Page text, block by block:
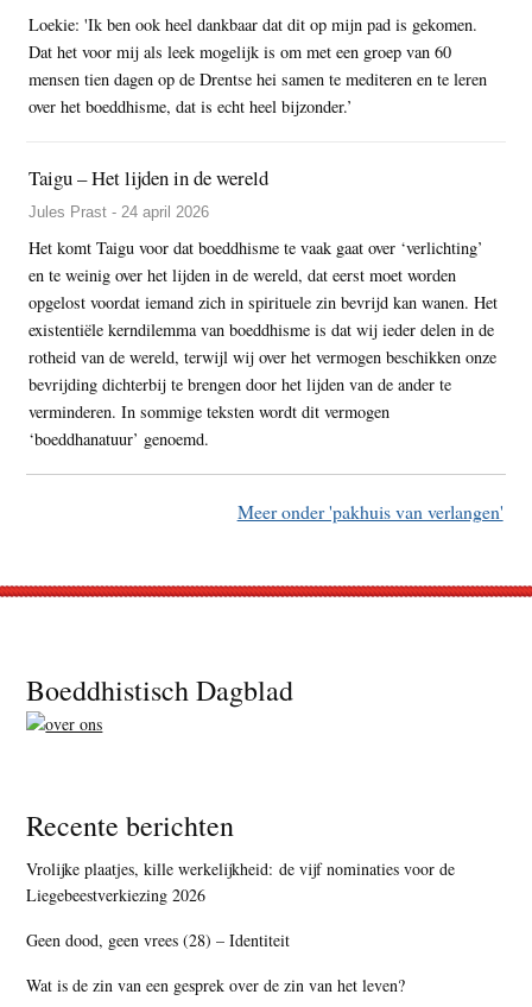
Loekie: 'Ik ben ook heel dankbaar dat dit op mijn pad is gekomen.
Dat het voor mij als leek mogelijk is om met een groep van 60
mensen tien dagen op de Drentse hei samen te mediteren en te leren
over het boeddhisme, dat is echt heel bijzonder.’
Taigu – Het lijden in de wereld
Jules Prast - 24 april 2026
Het komt Taigu voor dat boeddhisme te vaak gaat over ‘verlichting’
en te weinig over het lijden in de wereld, dat eerst moet worden
opgelost voordat iemand zich in spirituele zin bevrijd kan wanen. Het
existentiële kerndilemma van boeddhisme is dat wij ieder delen in de
rotheid van de wereld, terwijl wij over het vermogen beschikken onze
bevrijding dichterbij te brengen door het lijden van de ander te
verminderen. In sommige teksten wordt dit vermogen
‘boeddhanatuur’ genoemd.
Meer onder 'pakhuis van verlangen'
Footer
Boeddhistisch Dagblad
Recente berichten
Vrolijke plaatjes, kille werkelijkheid: de vijf nominaties voor de
Liegebeestverkiezing 2026
Geen dood, geen vrees (28) – Identiteit
Wat is de zin van een gesprek over de zin van het leven?